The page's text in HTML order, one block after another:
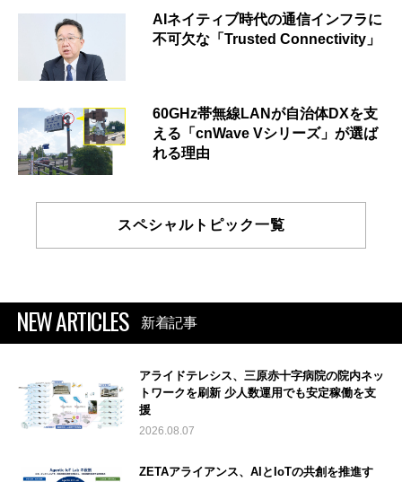
AIネイティブ時代の通信インフラに
不可欠な「Trusted Connectivity」
60GHz帯無線LANが自治体DXを支
える「cnWave Vシリーズ」が選ば
れる理由
スペシャルトピック一覧
NEW ARTICLES 新着記事
アライドテレシス、三原赤十字病院の院内ネッ
トワークを刷新 少人数運用でも安定稼働を支
援
2026.08.07
ZETAアライアンス、AIとIoTの共創を推進す